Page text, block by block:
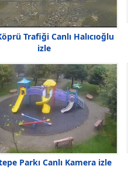
Trafiği Canlı Halıcıoğlu
izle
Parkı Canlı Kamera izle